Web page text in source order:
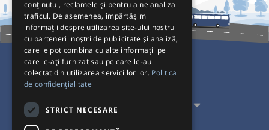
Pentru Călători
Pentru Transportatori
conținutul, reclamele și pentru a ne analiza
traficul. De asemenea, împărtășim
informații despre utilizarea site-ului nostru
cu partenerii noștri de publicitate și analiză,
care le pot combina cu alte informații pe
care le-ați furnizat sau pe care le-au
colectat din utilizarea serviciilor lor. Politica
de confidențialitate
STRICT NECESARE